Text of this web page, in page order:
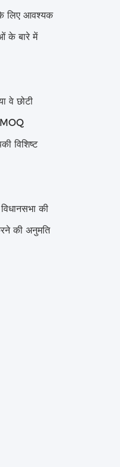
के लिए आवश्यक
के बारे में
वे छोटी
MOQ
विशिष्ट
की
की अनुमति